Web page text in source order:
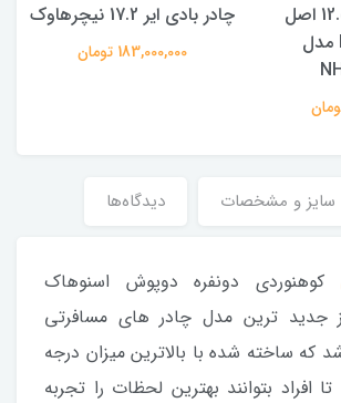
چادر بادی ایر 12.0 اصل
Naturehike مدل
چادر بادی ایر 17.2 نیچرهاوک
183,000,000 تومان
سایز و مشخصات دیدگاه‌ها
کوهنوردی دونفره دوپوش اسنوهاک
جدید ترین مدل چادر های مسافرتی
که ساخته شده با بالاترین میزان درجه
افراد بتوانند بهترین لحظات را تجربه